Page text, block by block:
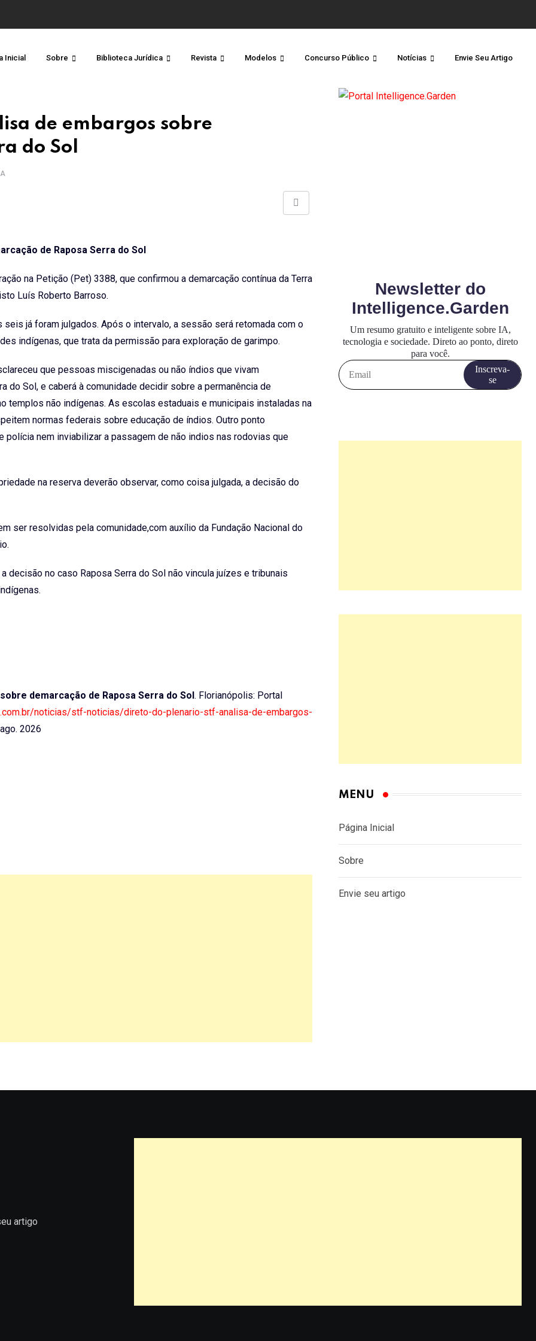
Inicial Sobre Biblioteca Jurídica Revista Modelos Concurso Público Notícias Envie Seu Artigo
de embargos sobre
do Sol
Share
de Raposa Serra do Sol
na Petição (Pet) 3388, que confirmou a demarcação contínua da Terra
Luís Roberto Barroso.
já foram julgados. Após o intervalo, a sessão será retomada com o
indígenas, que trata da permissão para exploração de garimpo.
que pessoas miscigenadas ou não índios que vivam
do Sol, e caberá à comunidade decidir sobre a permanência de
não indígenas. As escolas estaduais e municipais instaladas na
normas federais sobre educação de índios. Outro ponto
nem inviabilizar a passagem de não indios nas rodovias que
na reserva deverão observar, como coisa julgada, a decisão do
ser resolvidas pela comunidade,com auxílio da Fundação Nacional do
decisão no caso Raposa Serra do Sol não vincula juízes e tribunais
demarcação de Raposa Serra do Sol. Florianópolis: Portal
noticias/stf-noticias/direto-do-plenario-stf-analisa-de-embargos-
2026
MENU
Página Inicial
Sobre
Envie seu artigo
artigo